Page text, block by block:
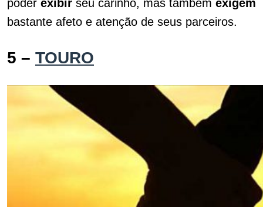
poder exibir seu carinho, mas também exigem
bastante afeto e atenção de seus parceiros.
5 – TOURO